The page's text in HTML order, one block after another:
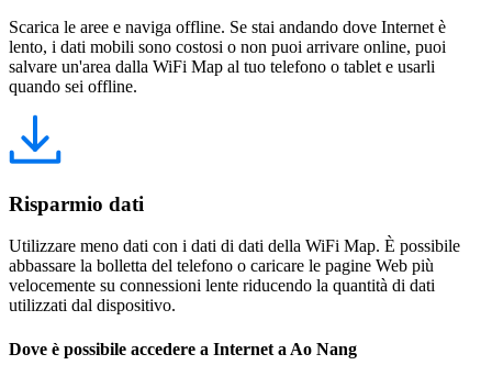
Scarica le aree e naviga offline. Se stai andando dove Internet è
lento, i dati mobili sono costosi o non puoi arrivare online, puoi
salvare un'area dalla WiFi Map al tuo telefono o tablet e usarli
quando sei offline.
Risparmio dati
Utilizzare meno dati con i dati di dati della WiFi Map. È possibile
abbassare la bolletta del telefono o caricare le pagine Web più
velocemente su connessioni lente riducendo la quantità di dati
utilizzati dal dispositivo.
Dove è possibile accedere a Internet a Ao Nang